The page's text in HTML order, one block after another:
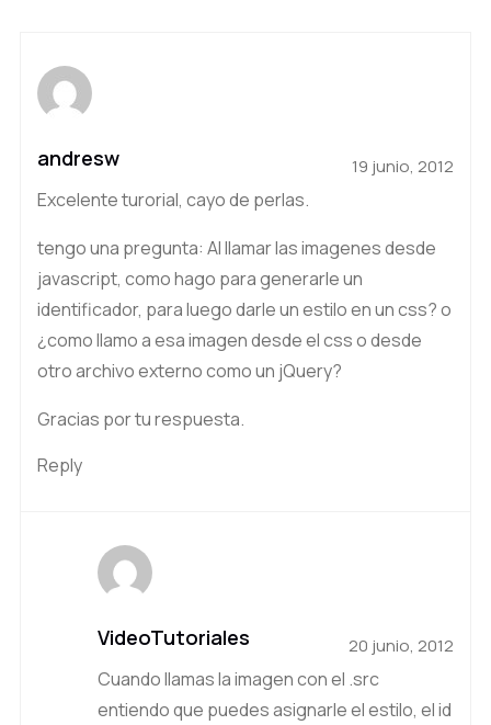
andresw 19 junio, 2012
Excelente turorial, cayo de perlas.
tengo una pregunta: Al llamar las imagenes desde
javascript, como hago para generarle un
identificador, para luego darle un estilo en un css? o
¿como llamo a esa imagen desde el css o desde
otro archivo externo como un jQuery?
Gracias por tu respuesta.
Reply
VideoTutoriales 20 junio, 2012
Cuando llamas la imagen con el .src
entiendo que puedes asignarle el estilo, el id